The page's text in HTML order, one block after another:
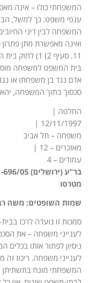
המשפחתי כולו – אינה
ענפי משפט. כך למשל,
המשפחה לבין דיני
ואינה מאפשרת מתן
11. סעיף 2) 1)
בית המשפט למשפחה
אדם נגד בן משפחתו או
סכסוך בתוך המשפחה,
החלטה |
12/11/1997 |
משפחה – תל אביב
מאזכרים – 12 |
עמודים – 4
מטרסו
שמות השופטים: משה
סמכות זו נועדה לרכז
לענייני משפחה – את
ניסיון לפתור אותו
לענייני משפחה. ריכוז
המשפחתי מונח בתשתיתן